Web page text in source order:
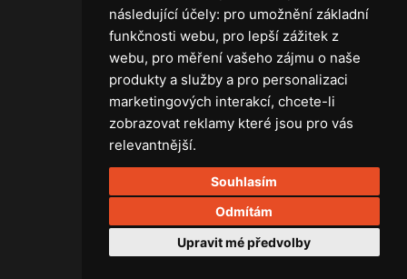
následující účely: pro umožnění základní
funkčnosti webu, pro lepší zážitek z
webu, pro měření vašeho zájmu o naše
produkty a služby a pro personalizaci
marketingových interakcí, chcete-li
zobrazovat reklamy které jsou pro vás
relevantnější.
Souhlasím
Odmítám
Upravit mé předvolby
Technika
Světla
Příslušenství ke světlům
Osvětlovací technika GRIP
Baterie
Stativy
Ostatní
Rozvaděče a kabely
Spotřební materiál
Z75 MISC. (RŮZNÉ) Accessories